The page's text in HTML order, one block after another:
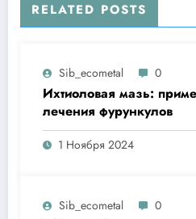
RELATED POSTS
Sib_ecometal 0
Ихтиоловая мазь:
лечения фурункулов
1 Ноября 2024
Sib_ecometal 0